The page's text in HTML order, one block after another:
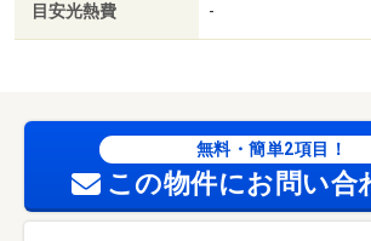
目安光熱費 -
無料・簡単2項目！
この物件にお問い合